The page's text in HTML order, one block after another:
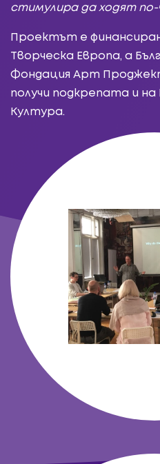
стимулира да ходят
Проектът е
Творческа Европа, а
Фондация Арт
получи подкрепата и
Култура.